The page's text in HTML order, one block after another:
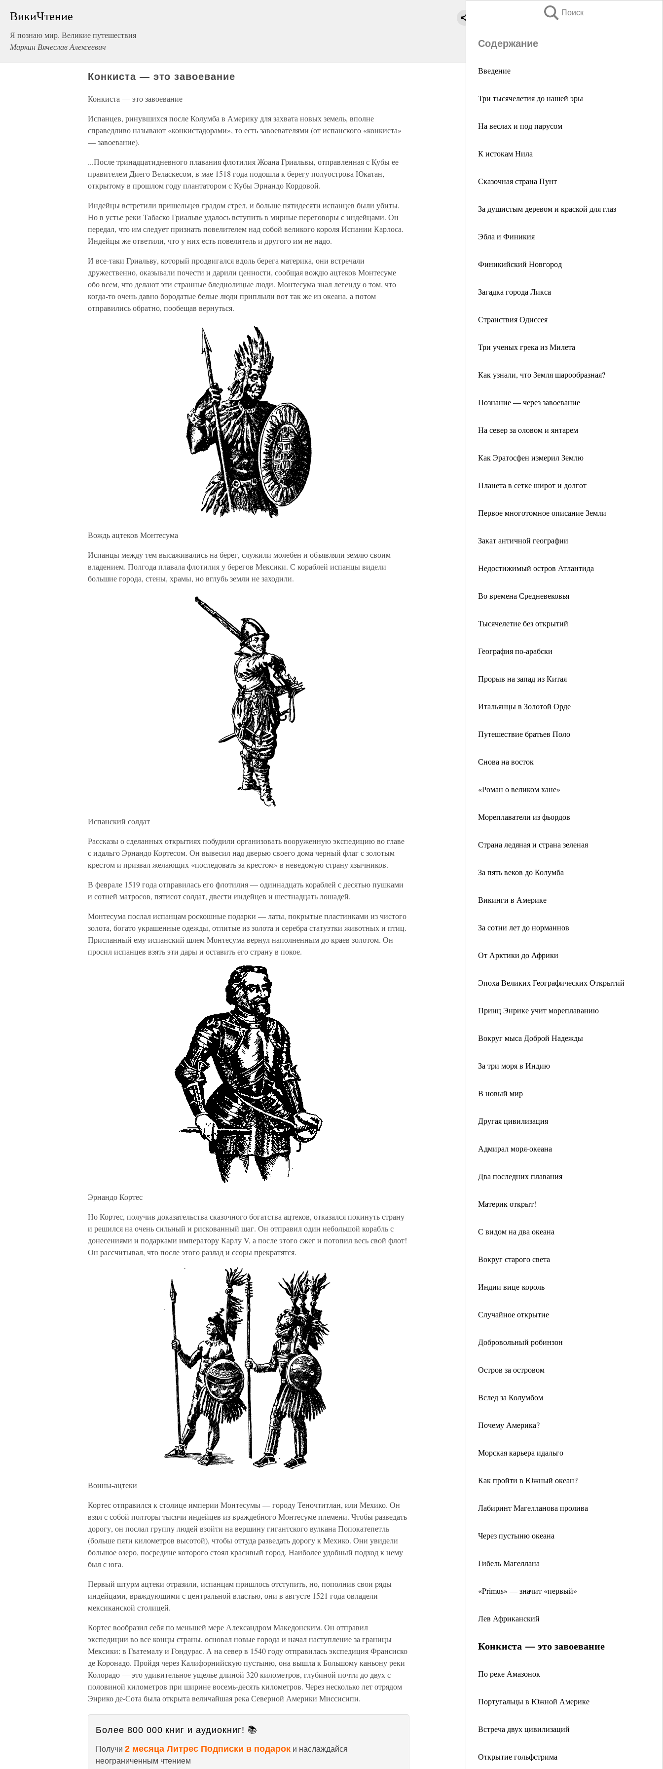
ВикиЧтение
Я познаю мир. Великие путешествия
Маркин Вячеслав Алексеевич
Поиск
Содержание
Введение
Три тысячелетия до нашей эры
На веслах и под парусом
К истокам Нила
Сказочная страна Пунт
За душистым деревом и краской для глаз
Эбла и Финикия
Финикийский Новгород
Загадка города Ликса
Странствия Одиссея
Три ученых грека из Милета
Как узнали, что Земля шарообразная?
Познание — через завоевание
На север за оловом и янтарем
Как Эратосфен измерил Землю
Планета в сетке широт и долгот
Первое многотомное описание Земли
Закат античной географии
Недостижимый остров Атлантида
Во времена Средневековья
Тысячелетие без открытий
География по-арабски
Прорыв на запад из Китая
Итальянцы в Золотой Орде
Путешествие братьев Поло
Снова на восток
«Роман о великом хане»
Мореплаватели из фьордов
Страна ледяная и страна зеленая
За пять веков до Колумба
Викинги в Америке
За сотни лет до норманнов
От Арктики до Африки
Эпоха Великих Географических Открытий
Принц Энрике учит мореплаванию
Вокруг мыса Доброй Надежды
За три моря в Индию
В новый мир
Другая цивилизация
Адмирал моря-океана
Два последних плавания
Материк открыт!
С видом на два океана
Вокруг старого света
Индии вице-король
Случайное открытие
Добровольный робинзон
Остров за островом
Вслед за Колумбом
Почему Америка?
Морская карьера идальго
Как пройти в Южный океан?
Лабиринт Магелланова пролива
Через пустыню океана
Гибель Магеллана
«Primus» — значит «первый»
Лев Африканский
Конкиста — это завоевание
По реке Амазонок
Португальцы в Южной Америке
Встреча двух цивилизаций
Открытие гольфстрима
Конкиста — это завоевание
Конкиста — это завоевание
Испанцев, ринувшихся после Колумба в Америку для захвата новых земель, вполне
справедливо называют «конкистадорами», то есть завоевателями (от испанского «конкиста»
— завоевание).
...После тринадцатидневного плавания флотилия Жоана Гриальвы, отправленная с Кубы ее
правителем Диего Веласкесом, в мае 1518 года подошла к берегу полуострова Юкатан,
открытому в прошлом году плантатором с Кубы Эрнандо Кордовой.
Индейцы встретили пришельцев градом стрел, и больше пятидесяти испанцев были убиты.
Но в устье реки Табаско Гриальве удалось вступить в мирные переговоры с индейцами. Он
передал, что им следует признать повелителем над собой великого короля Испании Карлоса.
Индейцы же ответили, что у них есть повелитель и другого им не надо.
И все-таки Гриальву, который продвигался вдоль берега материка, они встречали
дружественно, оказывали почести и дарили ценности, сообщая вождю ацтеков Монтесуме
обо всем, что делают эти странные бледнолицые люди. Монтесума знал легенду о том, что
когда-то очень давно бородатые белые люди приплыли вот так же из океана, а потом
отправились обратно, пообещав вернуться.
Вождь ацтеков Монтесума
Испанцы между тем высаживались на берег, служили молебен и объявляли землю своим
владением. Полгода плавала флотилия у берегов Мексики. С кораблей испанцы видели
большие города, стены, храмы, но вглубь земли не заходили.
Испанский солдат
Рассказы о сделанных открытиях побудили организовать вооруженную экспедицию во главе
с идальго Эрнандо Кортесом. Он вывесил над дверью своего дома черный флаг с золотым
крестом и призвал желающих «последовать за крестом» в неведомую страну язычников.
В феврале 1519 года отправилась его флотилия — одиннадцать кораблей с десятью пушками
и сотней матросов, пятисот солдат, двести индейцев и шестнадцать лошадей.
Монтесума послал испанцам роскошные подарки — латы, покрытые пластинками из чистого
золота, богато украшенные одежды, отлитые из золота и серебра статуэтки животных и птиц.
Присланный ему испанский шлем Монтесума вернул наполненным до краев золотом. Он
просил испанцев взять эти дары и оставить его страну в покое.
Эрнандо Кортес
Но Кортес, получив доказательства сказочного богатства ацтеков, отказался покинуть страну
и решился на очень сильный и рискованный шаг. Он отправил один небольшой корабль с
донесениями и подарками императору Карлу V, а после этого сжег и потопил весь свой флот!
Он рассчитывал, что после этого разлад и ссоры прекратятся.
Воины-ацтеки
Кортес отправился к столице империи Монтесумы — городу Теночтитлан, или Мехико. Он
взял с собой полторы тысячи индейцев из враждебного Монтесуме племени. Чтобы разведать
дорогу, он послал группу людей взойти на вершину гигантского вулкана Попокатепетль
(больше пяти километров высотой), чтобы оттуда разведать дорогу к Мехико. Они увидели
большое озеро, посредине которого стоял красивый город. Наиболее удобный подход к нему
был с юга.
Первый штурм ацтеки отразили, испанцам пришлось отступить, но, пополнив свои ряды
индейцами, враждующими с центральной властью, они в августе 1521 года овладели
мексиканской столицей.
Кортес вообразил себя по меньшей мере Александром Македонским. Он отправил
экспедиции во все концы страны, основал новые города и начал наступление за границы
Мексики: в Гватемалу и Гондурас. А на север в 1540 году отправилась экспедиция Франсиско
де Коронадо. Пройдя через Калифорнийскую пустыню, она вышла к Большому каньону реки
Колорадо — это удивительное ущелье длиной 320 километров, глубиной почти до двух с
половиной километров при ширине восемь-десять километров. Через несколько лет отрядом
Энрико де-Сота была открыта величайшая река Северной Америки Миссисипи.
Более 800 000 книг и аудиокниг! 📚
Получи 2 месяца Литрес Подписки в подарок и наслаждайся
неограниченным чтением